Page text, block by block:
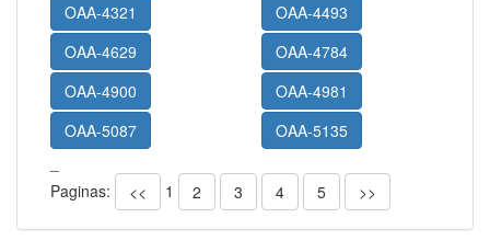
OAA-4321
OAA-4493
OAA-4629
OAA-4784
OAA-4900
OAA-4981
OAA-5087
OAA-5135
Paginas:
<< 1 2 3 4 5 >>